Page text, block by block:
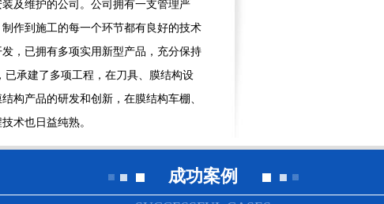
及维护的公司。公司拥有一支管理严
作到施工的每一个环节都有良好的技术
，已拥有多项实用新型产品，充分保持
承建了多项工程，在刀具、膜结构设
构产品的研发和创新，在膜结构车棚、
术也日益纯熟。
成功案例